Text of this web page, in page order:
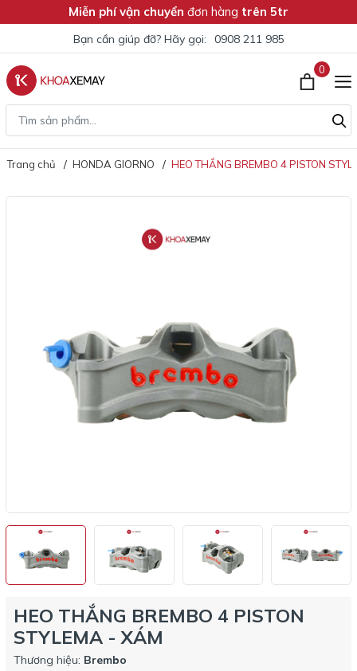
Miễn phí vận chuyển đơn hàng trên 5tr
Bạn cần giúp đỡ? Hãy gọi: 0908 211 985
0
Trang chủ HONDA GIORNO HEO THẮNG BREMBO 4 PISTON
HEO THẮNG BREMBO 4 PISTON
STYLEMA - XÁM
Thương hiệu: Brembo